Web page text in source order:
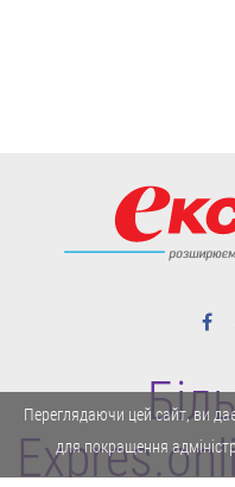
Переглядаючи цей сайт, ви
для покращення